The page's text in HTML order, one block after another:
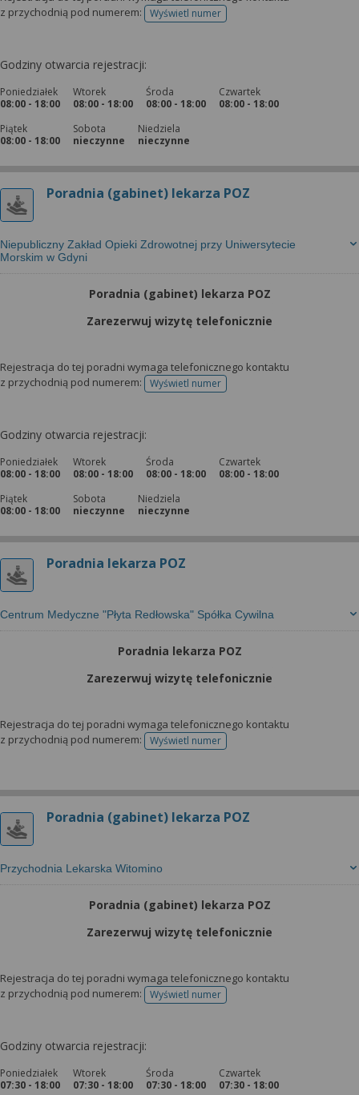
z przychodnią pod numerem:
Wyświetl numertelefonu do rejestracji
Godziny otwarcia rejestracji:
Poniedziałek
08:00 - 18:00
Wtorek
08:00 - 18:00
Środa
08:00 - 18:00
Czwartek
08:00 - 18:00
Piątek
08:00 - 18:00
Sobota
nieczynne
Niedziela
nieczynne
Poradnia (gabinet) lekarza POZ
Niepubliczny Zakład Opieki Zdrowotnej przy Uniwersytecie
Morskim w Gdyni
Poradnia (gabinet) lekarza POZ
Zarezerwuj wizytę telefonicznie
Rejestracja do tej poradni wymaga telefonicznego kontaktu
z przychodnią pod numerem:
Wyświetl numertelefonu do rejestracji
Godziny otwarcia rejestracji:
Poniedziałek
08:00 - 18:00
Wtorek
08:00 - 18:00
Środa
08:00 - 18:00
Czwartek
08:00 - 18:00
Piątek
08:00 - 18:00
Sobota
nieczynne
Niedziela
nieczynne
Poradnia lekarza POZ
Centrum Medyczne "Płyta Redłowska" Spółka Cywilna
Poradnia lekarza POZ
Zarezerwuj wizytę telefonicznie
Rejestracja do tej poradni wymaga telefonicznego kontaktu
z przychodnią pod numerem:
Wyświetl numertelefonu do rejestracji
Poradnia (gabinet) lekarza POZ
Przychodnia Lekarska Witomino
Poradnia (gabinet) lekarza POZ
Zarezerwuj wizytę telefonicznie
Rejestracja do tej poradni wymaga telefonicznego kontaktu
z przychodnią pod numerem:
Wyświetl numertelefonu do rejestracji
Godziny otwarcia rejestracji:
Poniedziałek
07:30 - 18:00
Wtorek
07:30 - 18:00
Środa
07:30 - 18:00
Czwartek
07:30 - 18:00